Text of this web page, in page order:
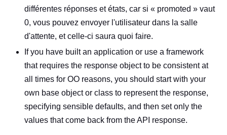
différentes réponses et états, car si « promoted » vaut
0, vous pouvez envoyer l'utilisateur dans la salle
d'attente, et celle-ci saura quoi faire.
If you have built an application or use a framework
that requires the response object to be consistent at
all times for OO reasons, you should start with your
own base object or class to represent the response,
specifying sensible defaults, and then set only the
values that come back from the API response.